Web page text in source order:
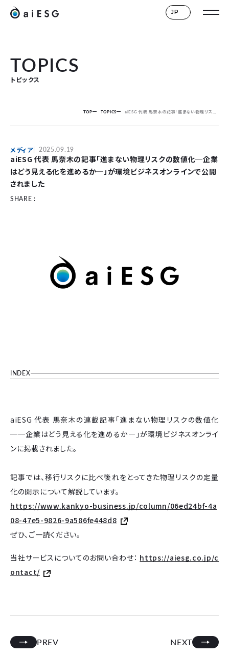
JP
TOPICS
トピックス
TOP TOPICS aiESG 代表 馬奈木の記事「進まない物理リスクの数値化─企業はどう見える化を進めるか─」が環境ビジネスオンラインで公開されました
メディア 2025.09.19
aiESG 代表 馬奈木の記事「進まない物理リスクの数値化─企業
はどう見える化を進めるか─」が環境ビジネスオンラインで公開
されました
SHARE :
INDEX
aiESG 代表 馬奈木の連載記事「進まない物理リスクの数値化
──企業はどう見える化を進めるか―」が環境ビジネスオンライ
ンに掲載されました。
記事では、移行リスクに比べ後れをとってきた物理リスクの定量
化の開示について解説しています。
https://www.kankyo-business.jp/column/06ed24bf-4a
08-47e5-9826-9a586fe448d8
ぜひ、ご一読ください。
当社サービスについてのお問い合わせ： https://aiesg.co.jp/c
ontact/
PREV NEXT